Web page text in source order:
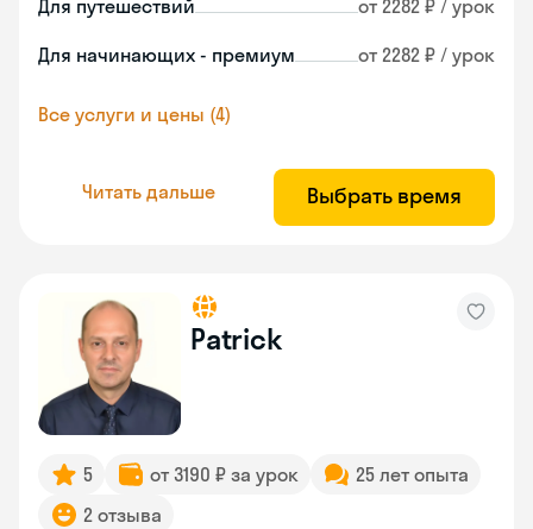
Для путешествий от 2282 ₽ / урок
Для начинающих - премиум от 2282 ₽ / урок
Все услуги и цены (4)
Читать дальше Выбрать время
Patrick
5 от 3190 ₽ за урок
25 лет опыта
2 отзыва